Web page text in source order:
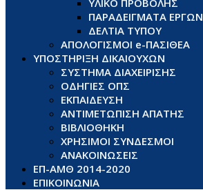
ΥΛΙΚΟ ΠΡΟΒΟΛΗΣ
ΠΑΡΑΔΕΙΓΜΑΤΑ ΕΡΓΩΝ
ΔΕΛΤΙΑ ΤΥΠΟΥ
ΑΠΟΛΟΓΙΣΜΟΙ e-ΠΑΣΙΘΕΑ
ΥΠΟΣΤΗΡΙΞΗ ΔΙΚΑΙΟΥΧΩΝ
ΣΥΣΤΗΜΑ ΔΙΑΧΕΙΡΙΣΗΣ
ΟΔΗΓΙΕΣ ΟΠΣ
ΕΚΠΑΙΔΕΥΣΗ
ΑΝΤΙΜΕΤΩΠΙΣΗ ΑΠΑΤΗΣ
ΒΙΒΛΙΟΘΗΚΗ
ΧΡΗΣΙΜΟΙ ΣΥΝΔΕΣΜΟΙ
ΑΝΑΚΟΙΝΩΣΕΙΣ
ΕΠ-ΑΜΘ 2014-2020
ΕΠΙΚΟΙΝΩΝΙΑ